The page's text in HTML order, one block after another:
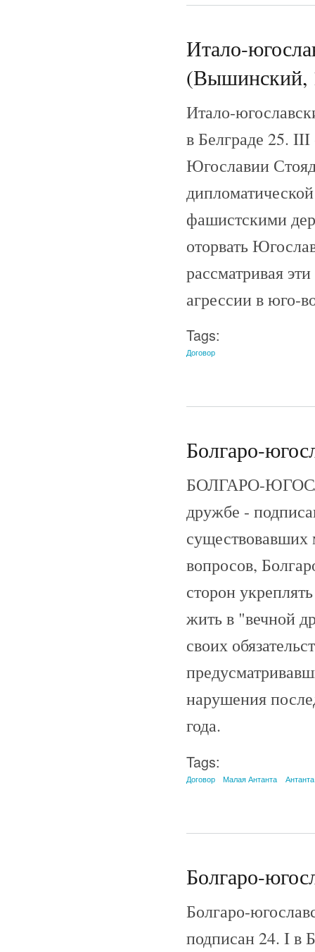
Итало-
(Вышинский,
Итало-
в Белграде 25.
Югославии
фашистскими
оторвать
рассматривая
агрессии в юго-
Tags:
Договор
Болгаро-
БОЛГАРО-
дружбе -
вопросов,
сторон
жить в "вечной
своих
нарушения
года.
Tags:
Договор Малая Антанта
Болгаро-
Болгаро-
подписан 24. I в